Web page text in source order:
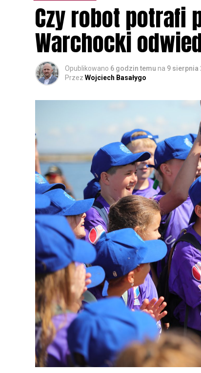
Czy robot potrafi
Warchocki
Opublikowano 6 godzin temu na 9 sierpnia
Przez Wojciech Basałygo